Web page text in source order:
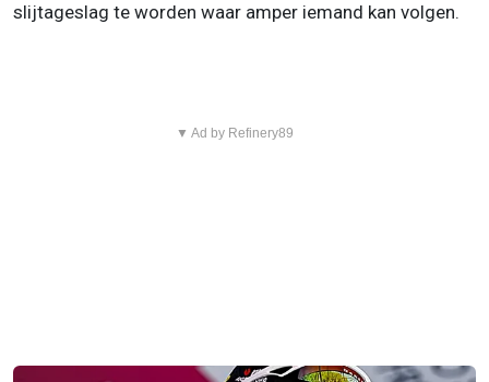
slijtageslag te worden waar amper iemand kan volgen.
▼ Ad by Refinery89